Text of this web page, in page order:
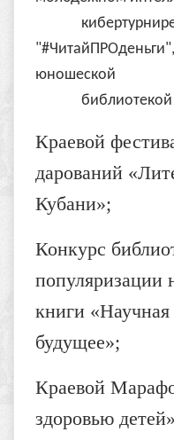
юношеской
библиотекой
Краевой
дарований
Кубани»;
Конкурс
популяризации
книги «Научная
будущее»;
Краевой
здоровью